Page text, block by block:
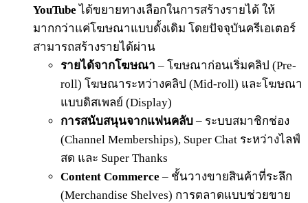
YouTubeได้ขยายทางเลือกในการสร้างรายได้ ให้
มากกว่าแค่โฆษณาแบบดั้งเดิม โดยปัจจุบันครีเอเตอร์
สามารถสร้างรายได้ผ่าน
รายได้จากโฆษณา – โฆษณาก่อนเริ่มคลิป (Pre-
roll) โฆษณาระหว่างคลิป (Mid-roll) และโฆษณา
แบบดิสเพลย์ (Display)
การสนับสนุนจากแฟนคลับ – ระบบสมาชิกช่อง
(Channel Memberships), Super Chat ระหว่างไลฟ์
สด และ Super Thanks
Content Commerce – ชั้นวางขายสินค้าที่ระลึก
(Merchandise Shelves) การตลาดแบบช่วยขาย